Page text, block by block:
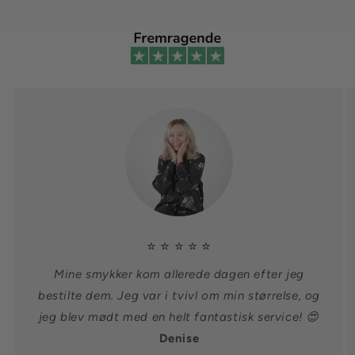
⭐ ⭐ ⭐ ⭐ ⭐
Mine smykker kom allerede dagen efter jeg
bestilte dem. Jeg var i tvivl om min størrelse, og
jeg blev mødt med en helt fantastisk service! 😍
Denise